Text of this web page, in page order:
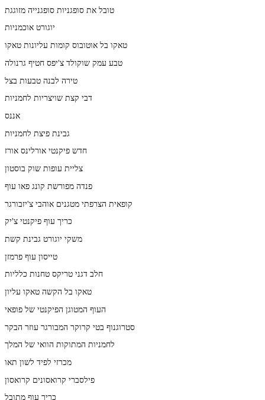
טובל את סופגניות סופגנייה מזוגגת
יוגורט אוכמניות
טאקו בל אוטובוס קומות עליונות טאקו
טבע עמק שוקולד צ'יפס חטיף גרנולה
טירה לבנה טבעות בצל
דבי קצת שויצריות לחמניות
אננס
גבינת פיצת לחמניות
חדש פיקנטי אורלינס אורז
צליית עופות שוק בוסטון
פנדה מפורשת קונג פאו עוף
קופאית הצרפתי מטגנים אוהבי צ'יזבורגר
כריך עוף פיקנטי צ'יק
משקי יוגורט גבינת קשת
טייסון עוף פרמזן
חלב דגני טריקס טחנות כלליות
טאקו בל הקשה טאקו עליון
העוף המטוגן הפיקנטי של פופאי
סטרוגנוף בטי קרוקר המבורגר עוזר הבקר
לחמניות המתוקות הוואי של המלך
מכרזי לפיד לשון תאו
פילסברי קרואסונים קרואסון
כריך עוף מתובל